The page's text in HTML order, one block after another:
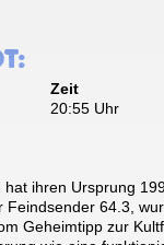
Zeit
20:55 Uhr
ihren Ursprung
64.3,
Geheimtipp zur